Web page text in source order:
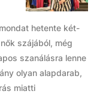
hetente két-
szájából, még
szanálásra lenne
olyan alapdarab,
miatti